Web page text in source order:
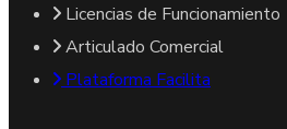
Licencias de Funcionamiento
Articulado Comercial
Plataforma Facilita